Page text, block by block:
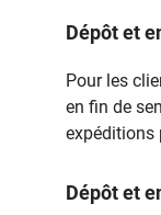
Dépôt et
Pour les
en fin de
expéditions
Dépôt et